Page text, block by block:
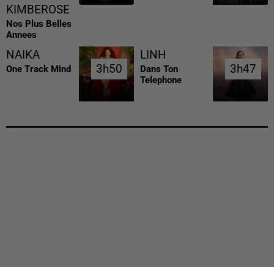
KIMBEROSE
Nos Plus Belles
Annees
NAIKA
One Track Mind 3h50
3h50
LINH
Dans Ton
Telephone
3h47
3h47